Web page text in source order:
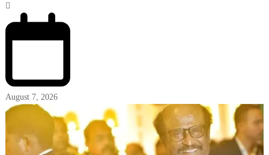
August 7, 2026